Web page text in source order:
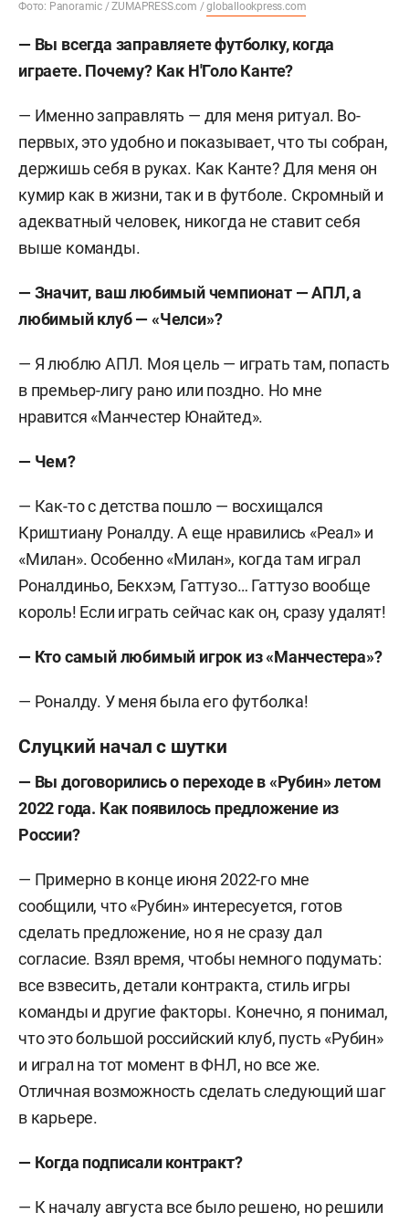
Фото: Panoramic / ZUMAPRESS.com /globallookpress.com
— Вы всегда заправляете футболку, когда
играете. Почему? Как Н'Голо Канте?
— Именно заправлять — для меня ритуал. Во-
первых, это удобно и показывает, что ты собран,
держишь себя в руках. Как Канте? Для меня он
кумир как в жизни, так и в футболе. Скромный и
адекватный человек, никогда не ставит себя
выше команды.
— Значит, ваш любимый чемпионат — АПЛ, а
любимый клуб — «Челси»?
— Я люблю АПЛ. Моя цель — играть там, попасть
в премьер-лигу рано или поздно. Но мне
нравится «Манчестер Юнайтед».
— Чем?
— Как-то с детства пошло — восхищался
Криштиану Роналду. А еще нравились «Реал» и
«Милан». Особенно «Милан», когда там играл
Роналдиньо, Бекхэм, Гаттузо… Гаттузо вообще
король! Если играть сейчас как он, сразу удалят!
— Кто самый любимый игрок из «Манчестера»?
— Роналду. У меня была его футболка!
Слуцкий начал с шутки
— Вы договорились о переходе в «Рубин» летом
2022 года. Как появилось предложение из
России?
— Примерно в конце июня 2022-го мне
сообщили, что «Рубин» интересуется, готов
сделать предложение, но я не сразу дал
согласие. Взял время, чтобы немного подумать:
все взвесить, детали контракта, стиль игры
команды и другие факторы. Конечно, я понимал,
что это большой российский клуб, пусть «Рубин»
и играл на тот момент в ФНЛ, но все же.
Отличная возможность сделать следующий шаг
в карьере.
— Когда подписали контракт?
— К началу августа все было решено, но решили